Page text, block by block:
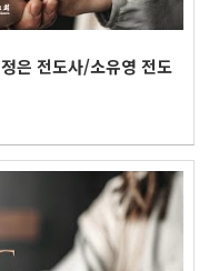
은 전도사/소유영 전도